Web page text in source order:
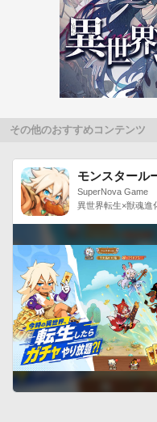
その他のおすすめコンテンツ
モンスタール
SuperNova Game
異世界転生×獣魂進